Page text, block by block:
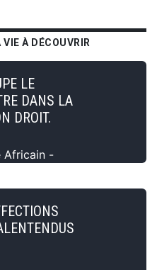
À DÉCOUVRIR
LE
DANS LA
DROIT.
Africain -